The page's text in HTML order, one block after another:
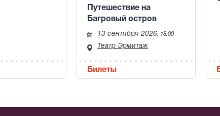
Путешествие на
Багровый остров
13 сентября 2026, 18:00
Театр Эрмитаж
Билеты